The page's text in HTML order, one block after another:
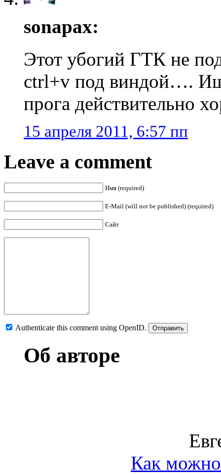
sonapax:
Этот убогий ГТК не
ctrl+v под виндой….
прога действительно
15 апреля 2011, 6:57 пп
Leave a comment
Имя (required)
E-Mail (will not be published) (required)
Сайт
Authenticate this comment using OpenID.
Об авторе
Как можно